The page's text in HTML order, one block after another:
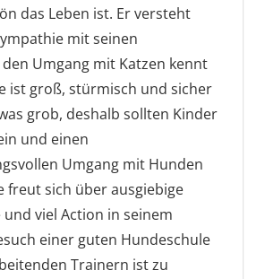
das Leben ist. Er versteht
mit seinen
Umgang mit Katzen kennt
ist groß, stürmisch und sicher
grob, deshalb sollten Kinder
und einen
Umgang mit Hunden
freut sich über ausgiebige
und viel Action in seinem
einer guten Hundeschule
Trainern ist zu